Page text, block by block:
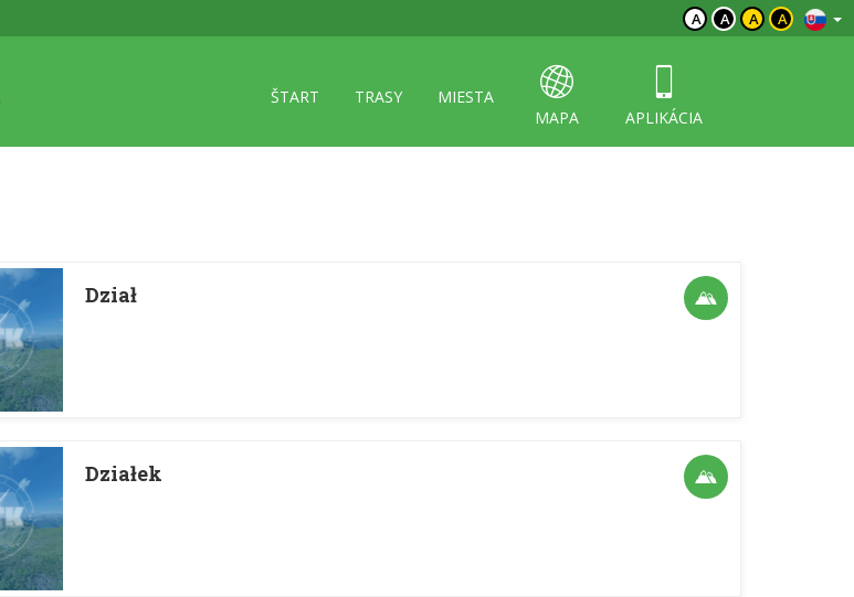
A A A A
ŠTART TRASY
MIESTA
MAPA
APLIKÁCIA
Dział
Działek